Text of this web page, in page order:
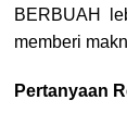
BERBUAH
memberi
Pertanyaan